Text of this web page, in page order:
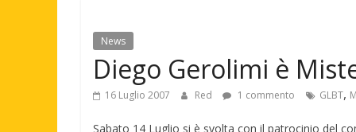
news
maschile
News
Diego Gerolimi è
16 Luglio 2007 Red 1 commento GLBT,
Sabato 14 Luglio si è svolta con il patrocinio del